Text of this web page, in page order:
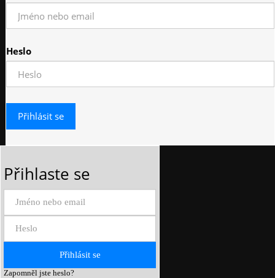
Heslo
Přihlaste se
Zapomněl jste heslo?